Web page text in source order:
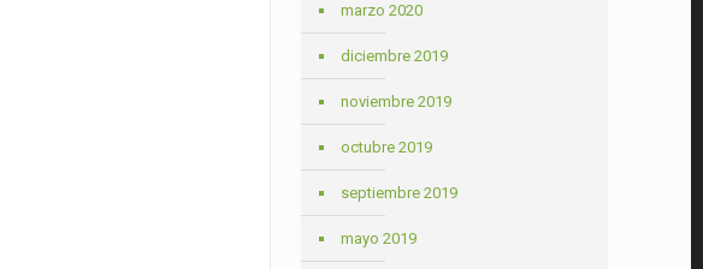
marzo 2020
diciembre 2019
noviembre 2019
octubre 2019
septiembre 2019
mayo 2019